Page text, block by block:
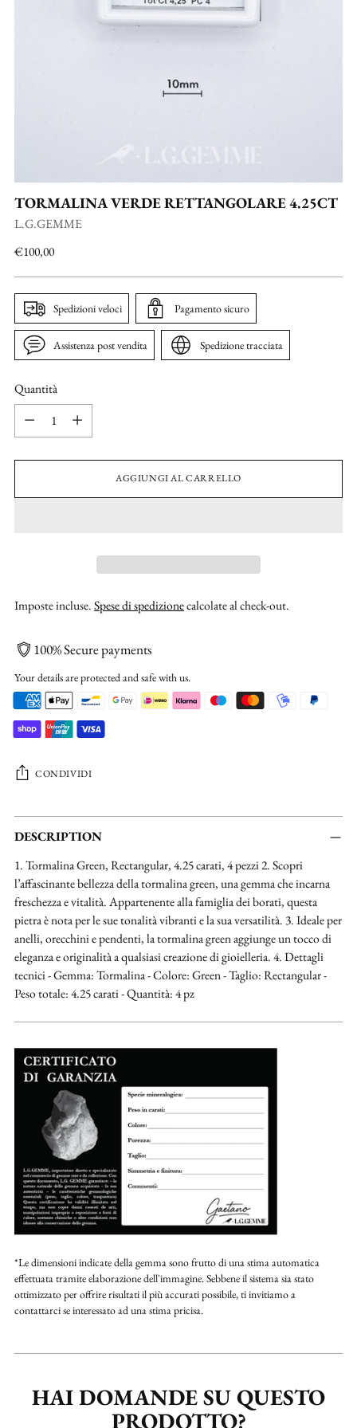
TORMALINA VERDE RETTANGOLARE 4.25CT
L.G.GEMME
Prezzo
€100,00
Spedizioni veloci Pagamento sicuro
Assistenza post vendita Spedizione tracciata
Quantità
Quantità
AGGIUNGI AL CARRELLO
Imposte incluse.Spese di spedizionecalcolate al check-out.
100% Secure payments
Your details are protected and safe with us.
CONDIVIDI
Aggiungere
un
al
carrello...
DESCRIPTION
1. Tormalina Green, Rectangular, 4.25 carati, 4 pezzi 2. Scopri
l’affascinante bellezza della tormalina green, una gemma che incarna
freschezza e vitalità. Appartenente alla famiglia dei borati, questa
pietra è nota per le sue tonalità vibranti e la sua versatilità. 3. Ideale per
anelli, orecchini e pendenti, la tormalina green aggiunge un tocco di
eleganza e originalità a qualsiasi creazione di gioielleria. 4. Dettagli
tecnici - Gemma: Tormalina - Colore: Green - Taglio: Rectangular -
Peso totale: 4.25 carati - Quantità: 4 pz
*Le dimensioni indicate della gemma sono frutto di una stima automatica
effettuata tramite elaborazione dell'immagine. Sebbene il sistema sia stato
ottimizzato per offrire risultati il più accurati possibile, ti invitiamo a
contattarci se interessato ad una stima pricisa.
HAI DOMANDE SU QUESTO
PRODOTTO?